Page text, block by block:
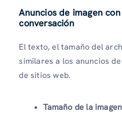
Anuncios de imagen
conversación
El texto, el tamaño del
similares a los anuncios
de sitios web.
Tamaño de la